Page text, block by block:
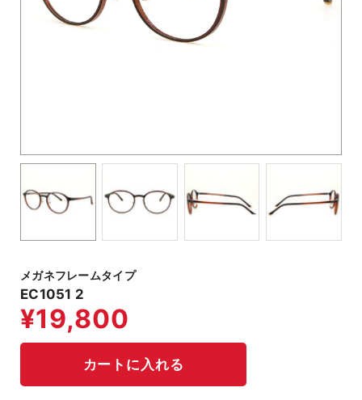
メガネフレームタイプ
EC1051 2